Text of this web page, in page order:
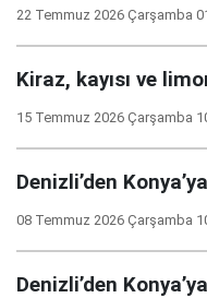
22 Temmuz 2026 Çarşamba
Kiraz, kayısı ve
15 Temmuz 2026 Çarşamba
Denizli’den Konya’ya
08 Temmuz 2026 Çarşamba
Denizli’den Konya’ya